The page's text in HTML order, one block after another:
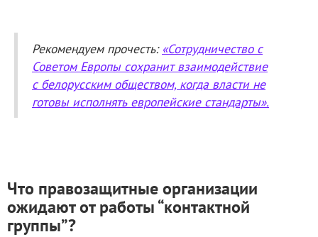
Рекомендуем прочесть: «Сотрудничество с
Советом Европы сохранит взаимодействие
с белорусским обществом, когда власти не
готовы исполнять европейские стандарты».
Что правозащитные организации
ожидают от работы “контактной
группы”?